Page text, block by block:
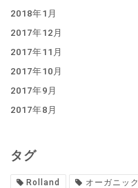
2018年1月
2017年12月
2017年11月
2017年10月
2017年9月
2017年8月
タグ
Rolland オーガニック